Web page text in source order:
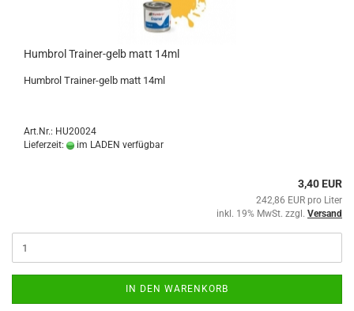
Humbrol Trainer-gelb matt 14ml
Humbrol Trainer-gelb matt 14ml
Art.Nr.: HU20024
Lieferzeit:
im LADEN verfügbar
3,40 EUR
242,86 EUR pro Liter
inkl. 19% MwSt. zzgl. Versand
IN DEN WARENKORB